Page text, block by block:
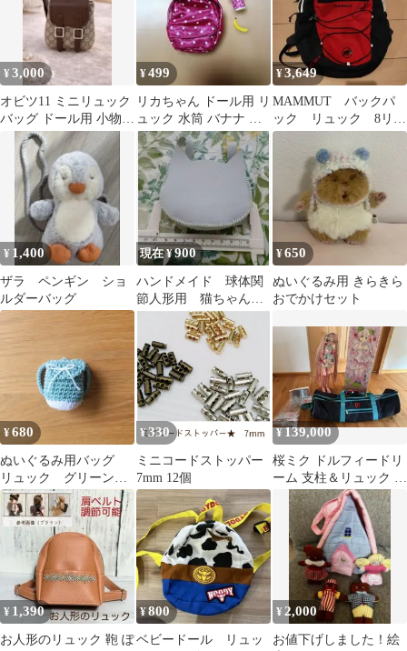
ブライス 人形 ぬいぐる
み 収納ケース 防塵カバ
ー 40cm ドールとお出
かけバッグ 収納バッグ
かばん キャリー 外出
全6色
¥3,000
オビツ11 ミニリュック
バッグ ドール用 小物
ブラウン
¥499
リカちゃん ドール用 リ
ュック 水筒 バナナ セ
ット
¥3,649
MAMMUT バックパ
ック リュック 8リッ
トル
¥ 1,400
ザラ ペンギン ショ
ルダーバッグ
現在 ¥900
ハンドメイド 球体関
節人形用 猫ちゃん型
リュック あります。
¥650
ぬいぐるみ用 きらきら
おでかけセット
¥680
ぬいぐるみ用バッグ
リュック グリーン&
ホワイト
¥330
ミニコードストッパー
7mm 12個
¥139,000
桜ミク ドルフィードリ
ーム 支柱＆リュック お
まけ付き
¥ 1,390
お人形のリュック 鞄 ぽ
¥800
ベビードール リュッ
¥ 2,000
お値下げしました！絵